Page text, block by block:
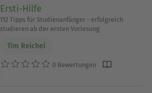
Ersti-Hilfe
112 Tipps für Studienanfänger - erfolgreich
studieren ab der ersten Vorlesung
Tim Reichel
0 Bewertungen